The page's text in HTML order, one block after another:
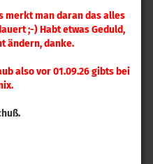
merkt man daran das alles
;-) Habt etwas Geduld,
ändern, danke.
also vor 01.09.26 gibts bei